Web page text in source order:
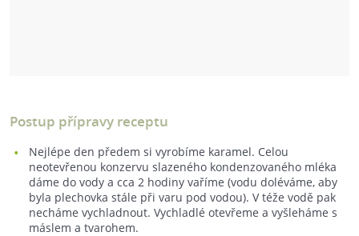
Postup přípravy receptu
Nejlépe den předem si vyrobíme karamel. Celou
neotevřenou konzervu slazeného kondenzovaného mléka
dáme do vody a cca 2 hodiny vaříme (vodu doléváme, aby
byla plechovka stále při varu pod vodou). V téže vodě pak
necháme vychladnout. Vychladlé otevřeme a vyšleháme s
máslem a tvarohem.